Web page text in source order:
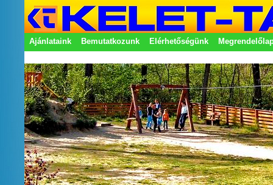
Ajánlataink Bemutatkozunk Elérhetőségünk